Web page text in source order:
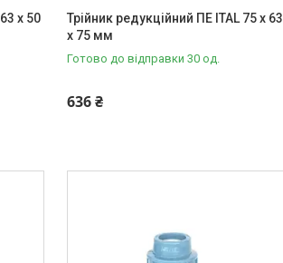
x 50
Трійник редукційний ПЕ ITAL 75 x 63
x 75 мм
Готово до відправки 30 од.
636 ₴